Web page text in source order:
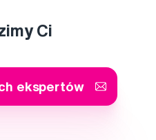
Ci
ekspertów